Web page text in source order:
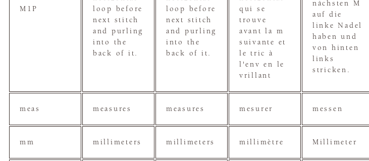
M1P
loop before
next stitch
and purling
into the
back of it.
loop before
next stitch
and purling
into the
back of it.
qui se
trouve
avant la m
suivante et
le tric à
l'env en le
vrillant
nächsten M
auf die
linke Nadel
haben und
von hinten
links
stricken.
meas measures measures mesurer messen
mm millimeters millimeters millimètre Millimeter